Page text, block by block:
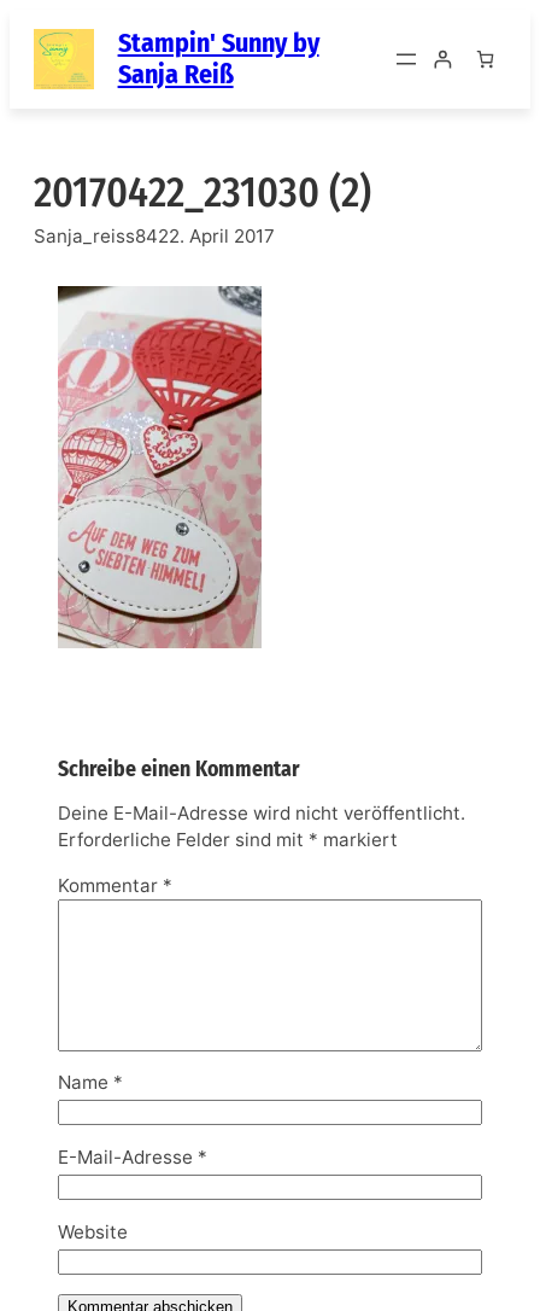
Inhalt
springen
Stampin' Sunny by
Sanja Reiß
20170422_231030 (2)
Sanja_reiss8422. April 2017
Schreibe einen Kommentar
Deine E-Mail-Adresse wird nicht veröffentlicht.
Erforderliche Felder sind mit * markiert
Kommentar *
Name *
E-Mail-Adresse *
Website